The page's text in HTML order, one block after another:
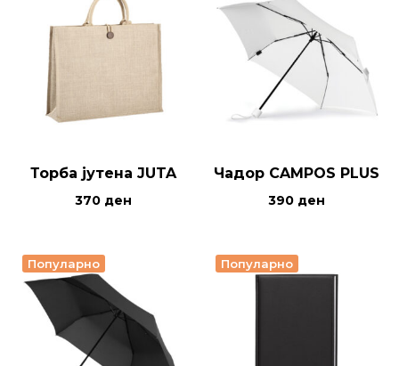
Торба јутена JUTA
370 ден
Чадор CAMPOS PLUS
390 ден
Популарно Популарно